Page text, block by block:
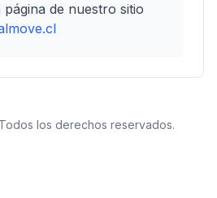
página de nuestro sitio
los derechos reservados.